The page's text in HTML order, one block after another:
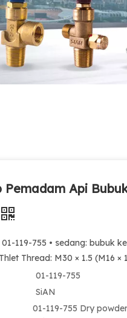
Pemadam Api
01-119-755 • sedang: bubuk
Thread: M30 × 1.5 (M16 ×
01-119-755
SiAN
01-119-755 Dry